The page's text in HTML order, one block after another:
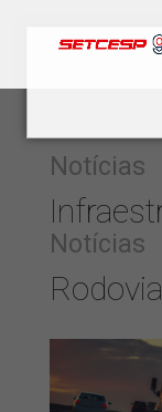
Notícias
Notícias